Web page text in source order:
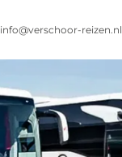
info@verschoor-reizen.nl